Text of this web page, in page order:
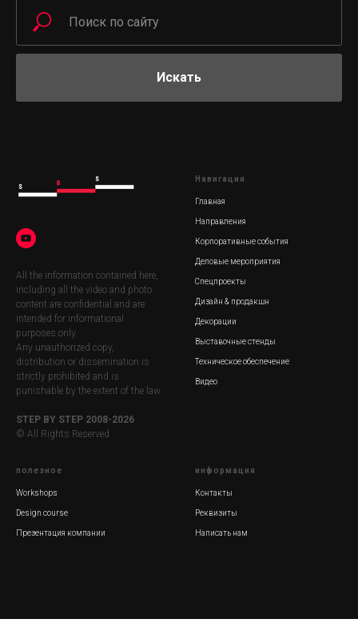
Искать
All the information contained here,
including all the video and photo
content are confidential and are
intended for informational
purposes only.
Any unauthorized copy,
distribution or dissemination is
strictly prohibited and is
punishable by the extent of the law.
STEP BY STEP 2008-2026
© All Rights Reserved
Навигация
Главная
Направления
Корпоративные события
Деловые мероприятия
Спецпроекты
Дизайн & продакшн
Декорации
Выставочные стенды
Техническое обеспечение
Видео
полезное
Workshops
Design course
Презентация компании
информация
Контакты
Реквизиты
Написать нам